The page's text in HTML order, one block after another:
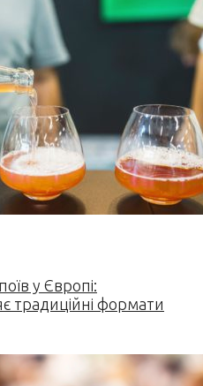
у Європі:
традиційні формати